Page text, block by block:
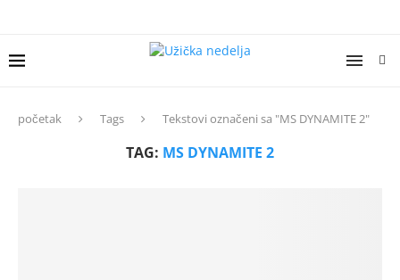
početak Tags Tekstovi označeni sa "MS DYNAMITE 2"
TAG: MS DYNAMITE 2